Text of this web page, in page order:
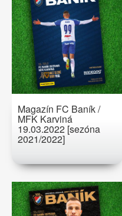
Magazín FC Baník /
MFK Karviná
19.03.2022 [sezóna
2021/2022]